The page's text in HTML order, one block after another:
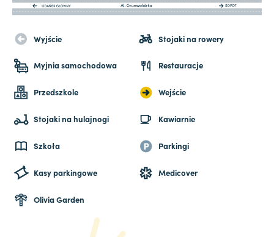
Wyjście Stojaki na rowery
Myjnia samochodowa Restauracje
Przedszkole Wejście
Stojaki na hulajnogi Kawiarnie
Szkoła Parkingi
Kasy parkingowe Medicover
Olivia Garden